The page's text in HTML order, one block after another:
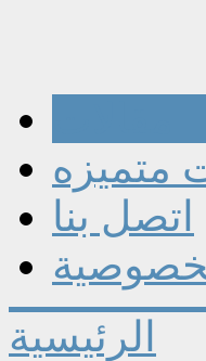
متميزه
اتصل بنا
الرئيسية